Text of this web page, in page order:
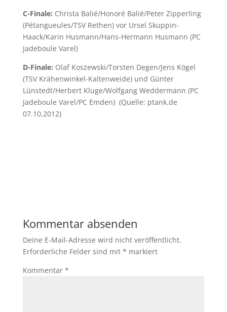
C-Finale: Christa Balié/Honoré Balié/Peter Zipperling
(Pétangueules/TSV Rethen) vor Ursel Skuppin-
Haack/Karin Husmann/Hans-Hermann Husmann (PC
Jadeboule Varel)
D-Finale: Olaf Koszewski/Torsten Degen/Jens Kögel
(TSV Krähenwinkel-Kaltenweide) und Günter
Lünstedt/Herbert Kluge/Wolfgang Weddermann (PC
Jadeboule Varel/PC Emden) (Quelle: ptank.de
07.10.2012)
Kommentar absenden
Deine E-Mail-Adresse wird nicht veröffentlicht.
Erforderliche Felder sind mit * markiert
Kommentar *